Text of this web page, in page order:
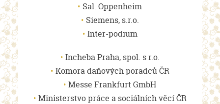
Sal. Oppenheim
Siemens, s.r.o.
Inter-podium
Incheba Praha, spol. s r.o.
Komora daňových poradců ČR
Messe Frankfurt GmbH
Ministerstvo práce a sociálních věcí ČR